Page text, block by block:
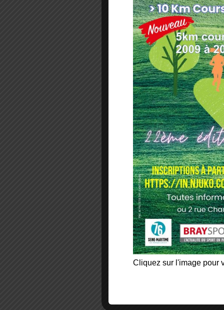
Cliquez sur l'image pour